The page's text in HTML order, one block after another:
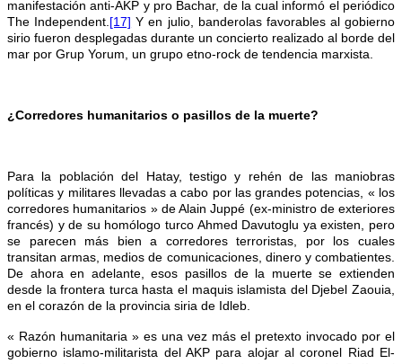
manifestación anti-AKP y pro Bachar, de la cual informó el periódico
The Independent. [17] Y en julio, banderolas favorables al gobierno
sirio fueron desplegadas durante un concierto realizado al borde del
mar por Grup Yorum, un grupo etno-rock de tendencia marxista.
¿Corredores humanitarios o pasillos de la muerte?
Para la población del Hatay, testigo y rehén de las maniobras
políticas y militares llevadas a cabo por las grandes potencias, « los
corredores humanitarios » de Alain Juppé (ex-ministro de exteriores
francés) y de su homólogo turco Ahmed Davutoglu ya existen, pero
se parecen más bien a corredores terroristas, por los cuales
transitan armas, medios de comunicaciones, dinero y combatientes.
De ahora en adelante, esos pasillos de la muerte se extienden
desde la frontera turca hasta el maquis islamista del Djebel Zaouia,
en el corazón de la provincia siria de Idleb.
« Razón humanitaria » es una vez más el pretexto invocado por el
gobierno islamo-militarista del AKP para alojar al coronel Riad El-